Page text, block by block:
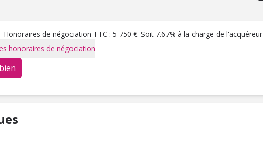
Honoraires de négociation TTC : 5 750 €. Soit 7.67% à la charge de l'acquéreur
honoraires de négociation